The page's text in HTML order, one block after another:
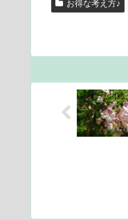
お得な考え方♪